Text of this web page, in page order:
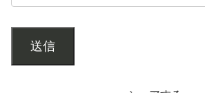
送信